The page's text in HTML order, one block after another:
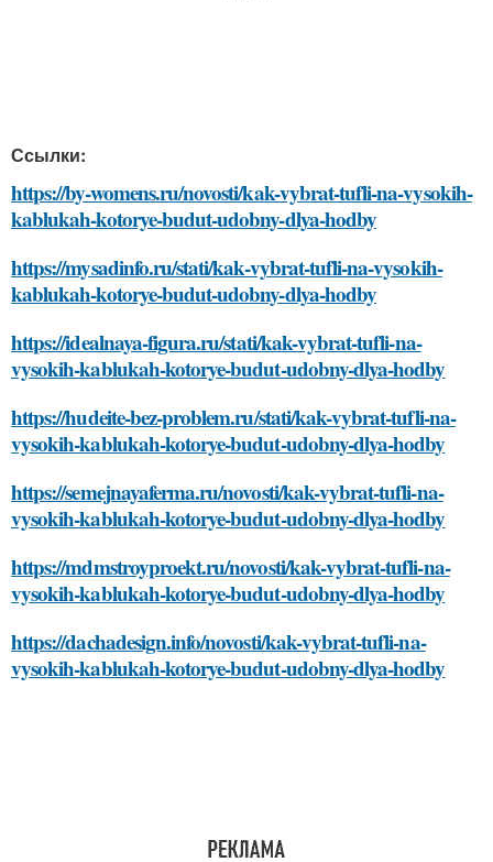
Ссылки:
https://by-womens.ru/novosti/kak-vybrat-tufli-na-vysokih-
kablukah-kotorye-budut-udobny-dlya-hodby
https://mysadinfo.ru/stati/kak-vybrat-tufli-na-vysokih-
kablukah-kotorye-budut-udobny-dlya-hodby
https://idealnaya-figura.ru/stati/kak-vybrat-tufli-na-
vysokih-kablukah-kotorye-budut-udobny-dlya-hodby
https://hudeite-bez-problem.ru/stati/kak-vybrat-tufli-na-
vysokih-kablukah-kotorye-budut-udobny-dlya-hodby
https://semejnayaferma.ru/novosti/kak-vybrat-tufli-na-
vysokih-kablukah-kotorye-budut-udobny-dlya-hodby
https://mdmstroyproekt.ru/novosti/kak-vybrat-tufli-na-
vysokih-kablukah-kotorye-budut-udobny-dlya-hodby
https://dachadesign.info/novosti/kak-vybrat-tufli-na-
vysokih-kablukah-kotorye-budut-udobny-dlya-hodby